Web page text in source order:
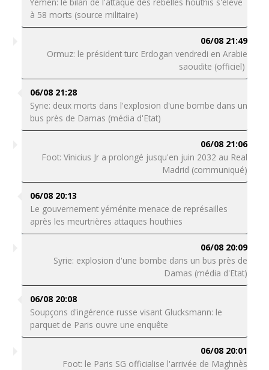
à 58 morts (source militaire)
06/08 21:49
Ormuz: le président turc Erdogan vendredi en Arabie
saoudite (officiel)
06/08 21:28
Syrie: deux morts dans l'explosion d'une bombe dans un
bus près de Damas (média d'Etat)
06/08 21:06
Foot: Vinicius Jr a prolongé jusqu'en juin 2032 au Real
Madrid (communiqué)
06/08 20:13
Le gouvernement yéménite menace de représailles
après les meurtrières attaques houthies
06/08 20:09
Syrie: explosion d'une bombe dans un bus près de
Damas (média d'Etat)
06/08 20:08
Soupçons d'ingérence russe visant Glucksmann: le
parquet de Paris ouvre une enquête
06/08 20:01
Foot: le Paris SG officialise l'arrivée de Maghnès